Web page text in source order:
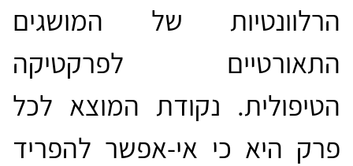
הרלוונטיות של המושגים
התאורטיים לפרקטיקה
הטיפולית. נקודת המוצא לכל
פרק היא כי אי-אפשר להפריד